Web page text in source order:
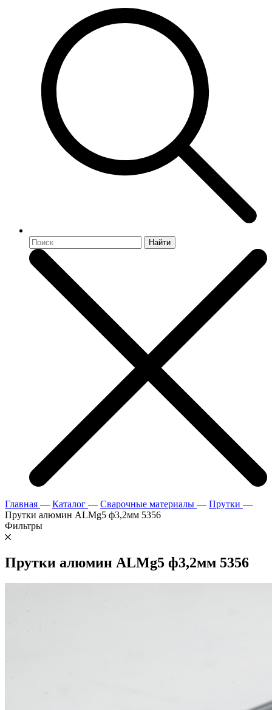
Найти
Главная — Каталог — Сварочные материалы — Прутки —
Прутки алюмин ALMg5 ф3,2мм 5356
Фильтры
Прутки алюмин ALMg5 ф3,2мм 5356